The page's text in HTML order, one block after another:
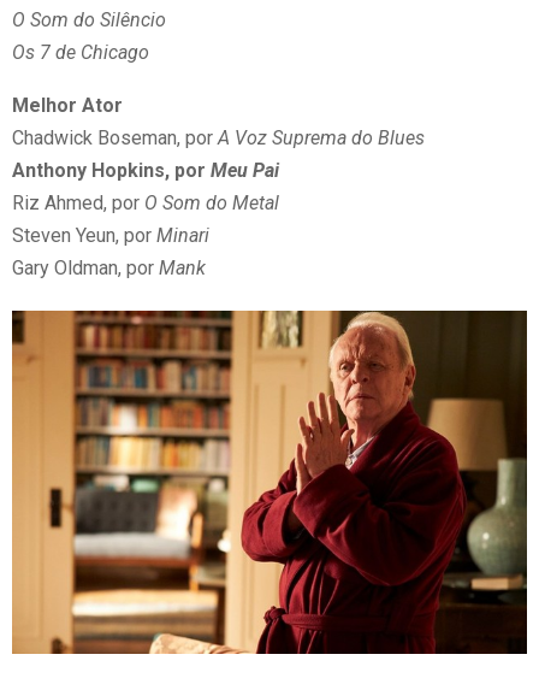
O Som do Silêncio
Os 7 de Chicago
Melhor Ator
Chadwick Boseman, por A Voz Suprema do Blues
Anthony Hopkins, por Meu Pai
Riz Ahmed, por O Som do Metal
Steven Yeun, por Minari
Gary Oldman, por Mank